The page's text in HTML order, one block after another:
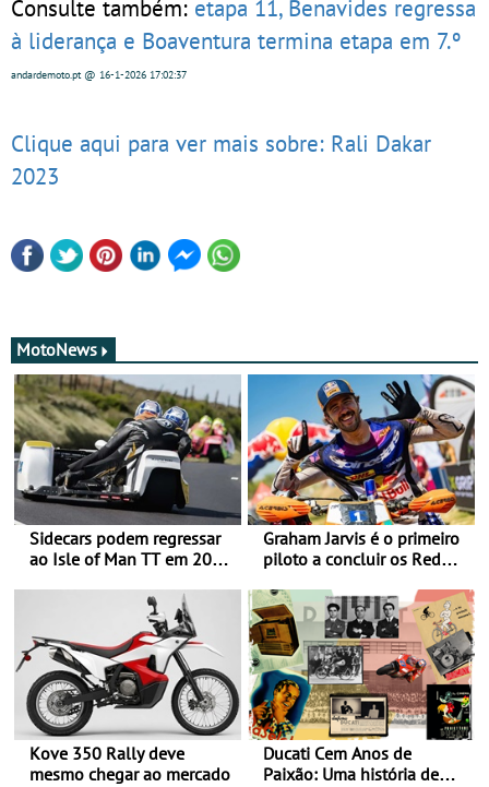
Consulte também: etapa 11, Benavides regressa
à liderança e Boaventura termina etapa em 7.º
andardemoto.pt@ 16-1-2026 17:02:37
Clique aqui para ver mais sobre: Rali Dakar
2023
MotoNews
Sidecars podem regressar
ao Isle of Man TT em 2027
Graham Jarvis é o primeiro
piloto a concluir os Red
moto elétrica
Kove 350 Rally deve
mesmo chegar ao mercado
Ducati Cem Anos de
Paixão: Uma história de